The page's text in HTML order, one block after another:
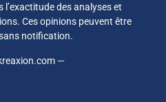
des analyses et
Ces opinions peuvent être
notification.
—